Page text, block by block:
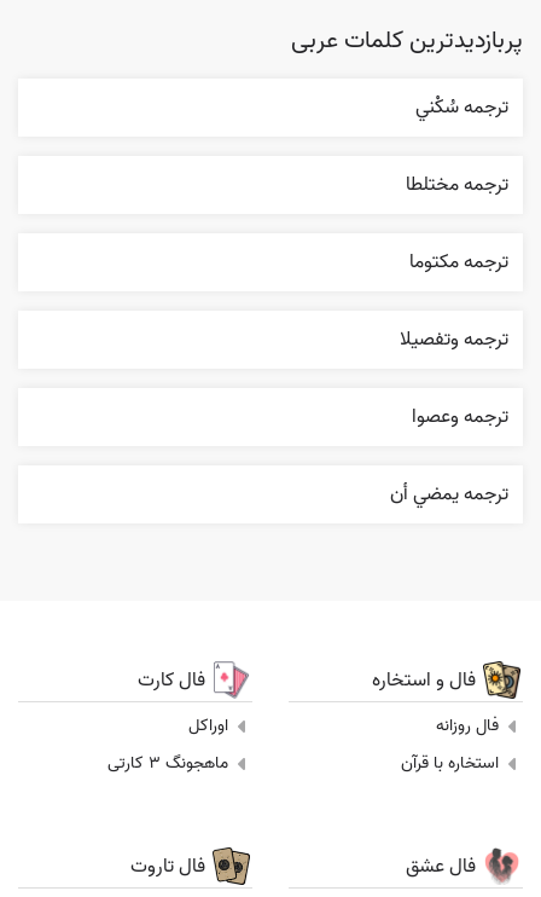
پربازدیدترین کلمات عربی
ترجمه سُکْني
ترجمه مختلطا
ترجمه مکتوما
ترجمه وتفصيلا
ترجمه وعصوا
ترجمه يمضي أن
فال و استخاره
فال روزانه
استخاره با قرآن
فال کارت
اوراکل
ماهجونگ 3 کارتی
فال عشق فال تاروت